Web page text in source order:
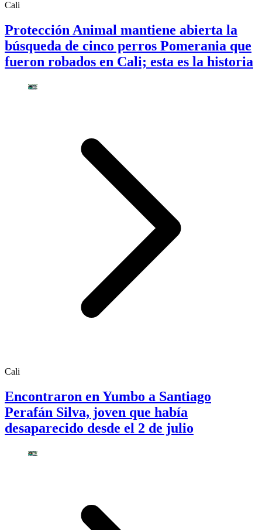
Cali
Protección Animal mantiene abierta la
búsqueda de cinco perros Pomerania que
fueron robados en Cali; esta es la historia
Cali
Encontraron en Yumbo a Santiago
Perafán Silva, joven que había
desaparecido desde el 2 de julio